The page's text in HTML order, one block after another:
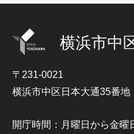
横浜市中
〒231-0021
横浜市中区日本大通35番地
開庁時間：月曜日から金曜